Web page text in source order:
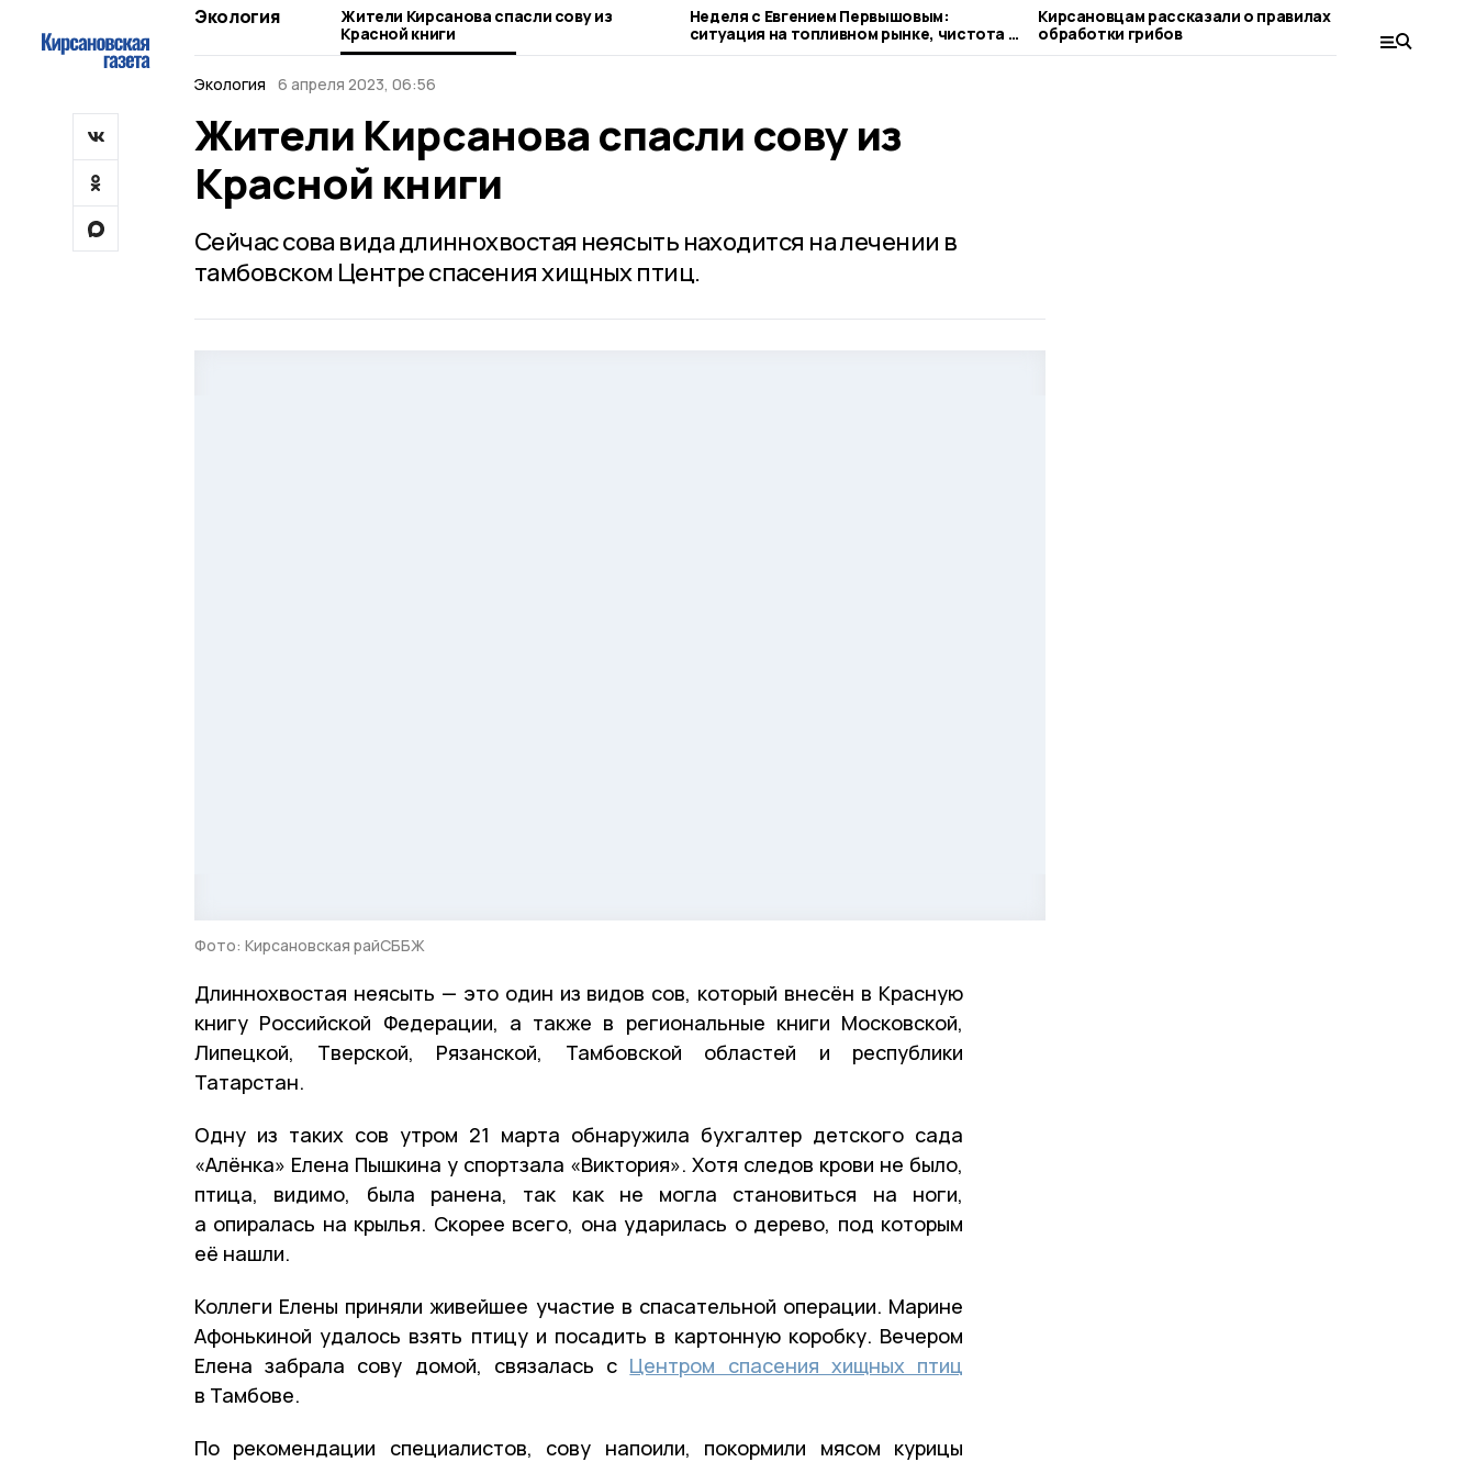
Экология
Жители Кирсанова спасли сову из
Красной книги
Неделя с Евгением Первышовым:
ситуация на топливном рынке, чистота в
городе и приоритеты образования
Кирсановцам рассказали о правилах
обработки грибов
в
Экология 6 апреля 2023, 06:56
Жители Кирсанова спасли сову из
Красной книги
Сейчас сова вида длиннохвостая неясыть находится на лечении в
тамбовском Центре спасения хищных птиц.
Фото: Кирсановская райСББЖ
Длиннохвостая неясыть — это один из видов сов, который внесён в Красную
книгу Российской Федерации, а также в региональные книги Московской,
Липецкой, Тверской, Рязанской, Тамбовской областей и республики
Татарстан.
Одну из таких сов утром 21 марта обнаружила бухгалтер детского сада
«Алёнка» Елена Пышкина у спортзала «Виктория». Хотя следов крови не было,
птица, видимо, была ранена, так как не могла становиться на ноги,
а опиралась на крылья. Скорее всего, она ударилась о дерево, под которым
её нашли.
Коллеги Елены приняли живейшее участие в спасательной операции. Марине
Афонькиной удалось взять птицу и посадить в картонную коробку. Вечером
Елена забрала сову домой, связалась с Центром спасения хищных птиц
в Тамбове.
По рекомендации специалистов, сову напоили, покормили мясом курицы